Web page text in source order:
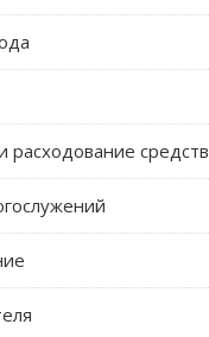
расходование средств